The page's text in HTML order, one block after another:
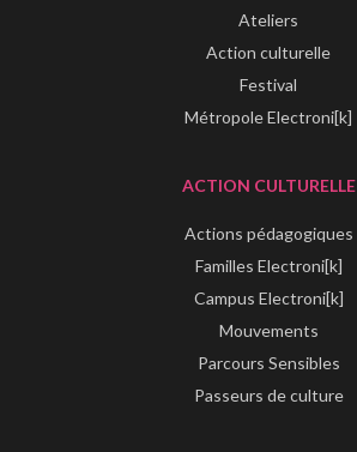
Ateliers
Action culturelle
Festival
Métropole Electroni[k]
ACTION CULTURELLE
Actions pédagogiques
Familles Electroni[k]
Campus Electroni[k]
Mouvements
Parcours Sensibles
Passeurs de culture